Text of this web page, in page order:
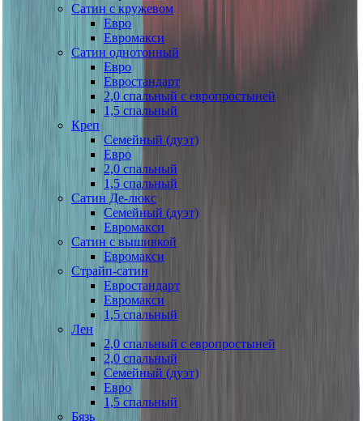
Сатин с кружевом
Евро
Евромакси
Сатин однотонный
Евро
Евростандарт
2,0 спальный с европростыней
1,5 спальный
Креп
Семейный (дуэт)
Евро
2,0 спальный
1,5 спальный
Сатин Де-люкс
Семейный (дуэт)
Евромакси
Сатин с вышивкой
Евромакси
Страйп-сатин
Евростандарт
Евромакси
1,5 спальный
Лен
2,0 спальный с европростыней
2,0 спальный
Семейный (дуэт)
Евро
1,5 спальный
Бязь